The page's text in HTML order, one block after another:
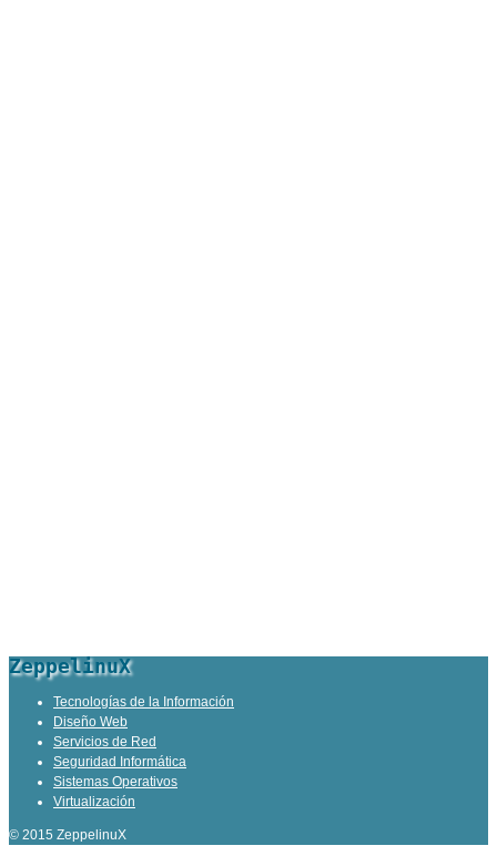
ZeppelinuX
Tecnologías de la Información
Diseño Web
Servicios de Red
Seguridad Informática
Sistemas Operativos
Virtualización
© 2015 ZeppelinuX